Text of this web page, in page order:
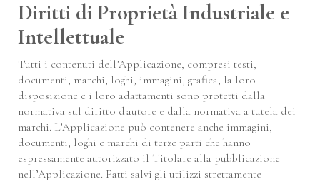
Diritti di Proprietà Industriale e
Intellettuale
Tutti i contenuti dell’Applicazione, compresi testi,
documenti, marchi, loghi, immagini, grafica, la loro
disposizione e i loro adattamenti sono protetti dalla
normativa sul diritto d'autore e dalla normativa a tutela dei
marchi. L’Applicazione può contenere anche immagini,
documenti, loghi e marchi di terze parti che hanno
espressamente autorizzato il Titolare alla pubblicazione
nell’Applicazione. Fatti salvi gli utilizzi strettamente